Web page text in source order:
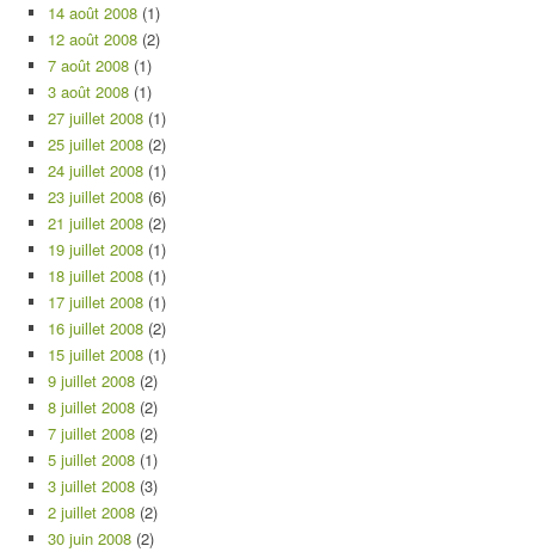
14 août 2008 (1)
12 août 2008 (2)
7 août 2008 (1)
3 août 2008 (1)
27 juillet 2008 (1)
25 juillet 2008 (2)
24 juillet 2008 (1)
23 juillet 2008 (6)
21 juillet 2008 (2)
19 juillet 2008 (1)
18 juillet 2008 (1)
17 juillet 2008 (1)
16 juillet 2008 (2)
15 juillet 2008 (1)
9 juillet 2008 (2)
8 juillet 2008 (2)
7 juillet 2008 (2)
5 juillet 2008 (1)
3 juillet 2008 (3)
2 juillet 2008 (2)
30 juin 2008 (2)